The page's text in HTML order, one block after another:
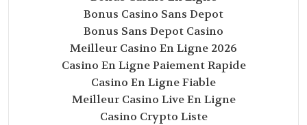
Bonus Casino Sans Depot
Bonus Sans Depot Casino
Meilleur Casino En Ligne 2026
Casino En Ligne Paiement Rapide
Casino En Ligne Fiable
Meilleur Casino Live En Ligne
Casino Crypto Liste